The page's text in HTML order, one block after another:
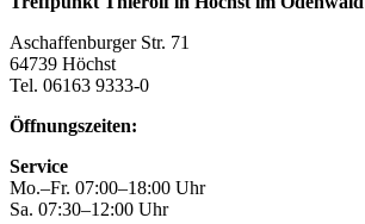
Aschaffenburger Str. 71
64739 Höchst
Tel. 06163 9333-0
Öffnungszeiten:
Service
Mo.–Fr. 07:00–18:00 Uhr
Sa. 07:30–12:00 Uhr